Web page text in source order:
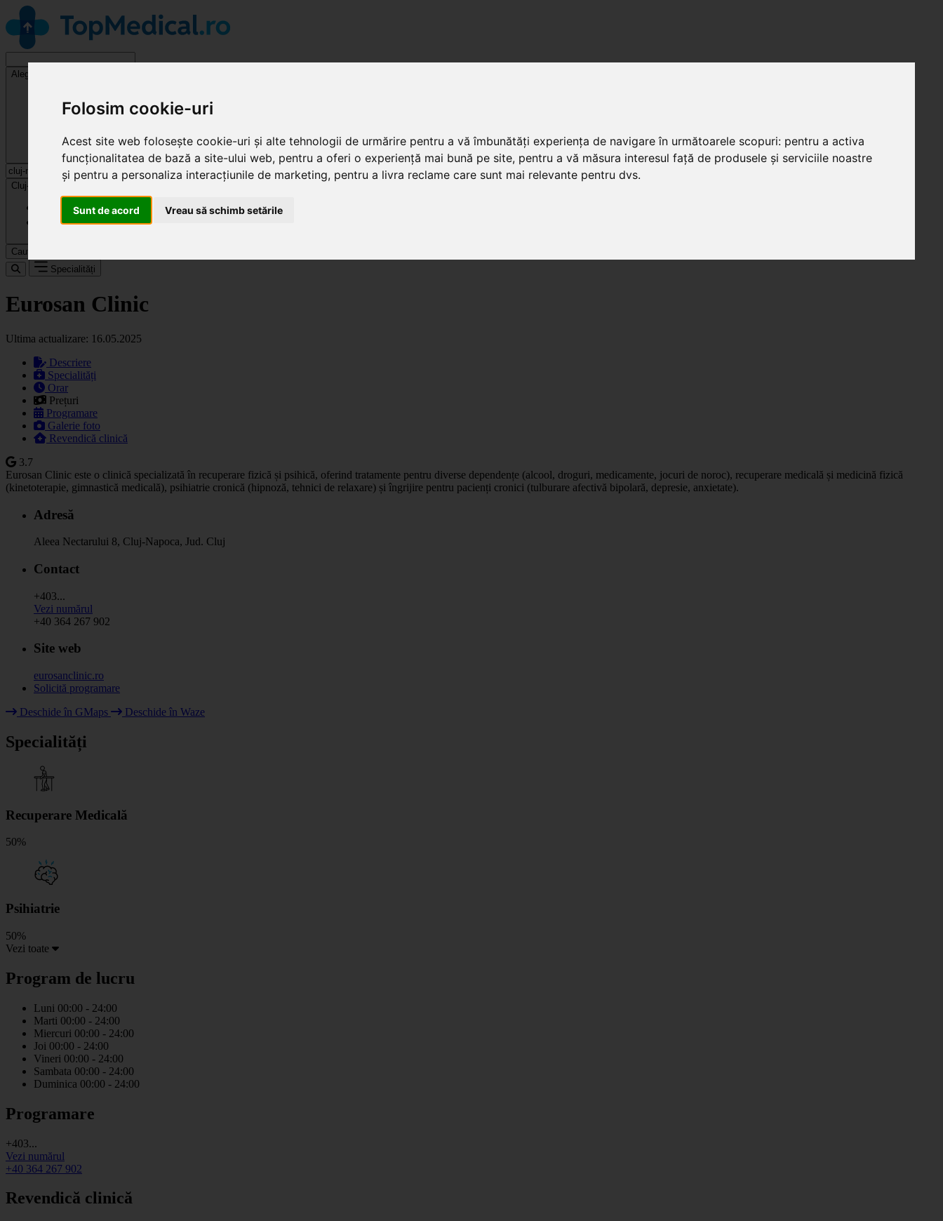
Folosim cookie-uri
Acest site web folosește cookie-uri și alte tehnologii de urmărire pentru a vă îmbunătăți experiența de navigare în următoarele scopuri: pentru a activa
funcționalitatea de bază a site-ului web, pentru a oferi o experiență mai bună pe site, pentru a vă măsura interesul față de produsele și serviciile noastre
și pentru a personaliza interacțiunile de marketing, pentru a livra reclame care sunt mai relevante pentru dvs.
Sunt de acord Vreau să schimb setările
Alege o specialitate
Cluj-Napoca
Caută
Specialități
Eurosan Clinic
Ultima actualizare: 16.05.2025
Descriere
Specialități
Orar
Prețuri
Programare
Galerie foto
Revendică clinică
3.7
Eurosan Clinic este o clinică specializată în recuperare fizică și psihică, oferind tratamente pentru diverse dependențe (alcool, droguri, medicamente, jocuri de noroc), recuperare medicală și medicină fizică
(kinetoterapie, gimnastică medicală), psihiatrie cronică (hipnoză, tehnici de relaxare) și îngrijire pentru pacienți cronici (tulburare afectivă bipolară, depresie, anxietate).
Adresă
Aleea Nectarului 8, Cluj-Napoca, Jud. Cluj
Contact
+403...
Vezi numărul
+40 364 267 902
Site web
eurosanclinic.ro
Solicită programare
−
Deschide în GMaps
Deschide în Waze
Specialități
Recuperare Medicală
50%
Psihiatrie
50%
Vezi toate
Program de lucru
Luni 00:00 - 24:00
Marti 00:00 - 24:00
Miercuri 00:00 - 24:00
Joi 00:00 - 24:00
Vineri 00:00 - 24:00
Sambata 00:00 - 24:00
Duminica 00:00 - 24:00
Programare
+403...
Vezi numărul
+40 364 267 902
Revendică clinică